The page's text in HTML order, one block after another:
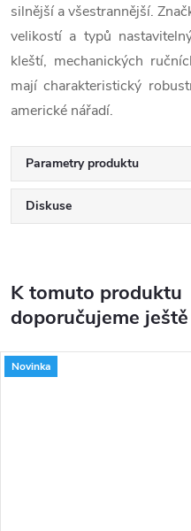
silnější a všestrannější.
velikostí a typů
kleští, mechanických
mají charakteristický
americké nářadí.
Parametry produktu
Diskuse
K tomuto produktu
doporučujeme
Novinka